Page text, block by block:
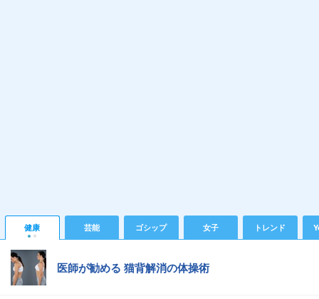
健康 芸能 ゴシップ 女子 トレンド
医師が勧める 猫背解消の体操術